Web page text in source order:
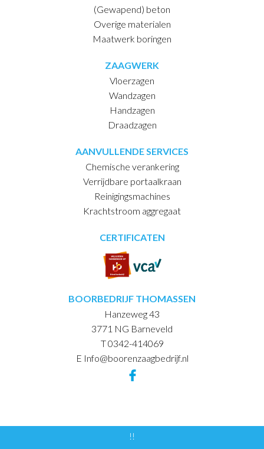
(Gewapend) beton
Overige materialen
Maatwerk boringen
ZAAGWERK
Vloerzagen
Wandzagen
Handzagen
Draadzagen
AANVULLENDE SERVICES
Chemische verankering
Verrijdbare portaalkraan
Reinigingsmachines
Krachtstroom aggregaat
CERTIFICATEN
BOORBEDRIJF THOMASSEN
Hanzeweg 43
3771 NG Barneveld
T 0342-414069
E Info@boorenzaagbedrijf.nl
!!